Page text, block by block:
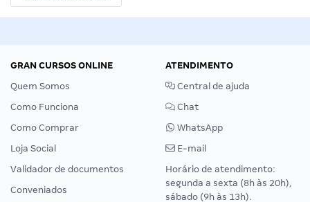
GRAN CURSOS ONLINE
Quem Somos
Como Funciona
Como Comprar
Loja Social
Validador de documentos
Conveniados
ATENDIMENTO
Central de ajuda
Chat
WhatsApp
E-mail
Horário de atendimento:
segunda a sexta (8h às 20h),
sábado (9h às 13h).